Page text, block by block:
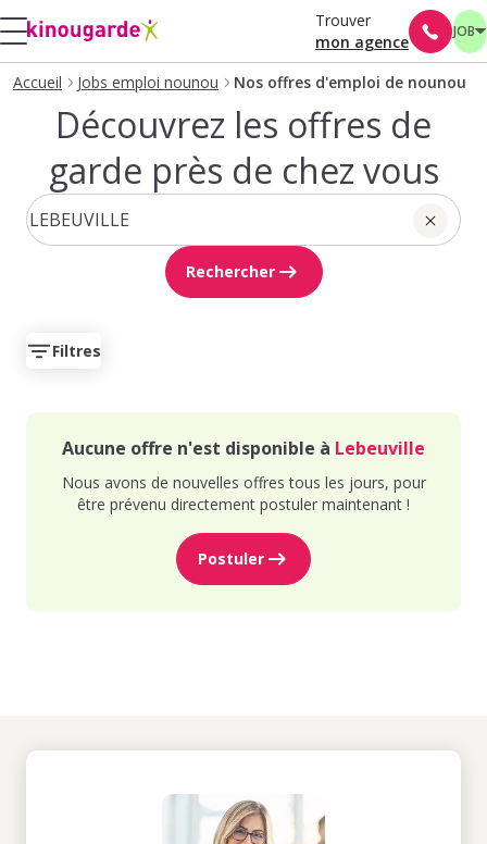
Trouver
mon agence
JOB
Accueil Jobs emploi nounou Nos offres d'emploi de nounou
Découvrez les offres de
garde près de chez vous
Rechercher
Filtres
Aucune offre n'est disponible à Lebeuville
Nous avons de nouvelles offres tous les jours, pour
être prévenu directement postuler maintenant !
Postuler